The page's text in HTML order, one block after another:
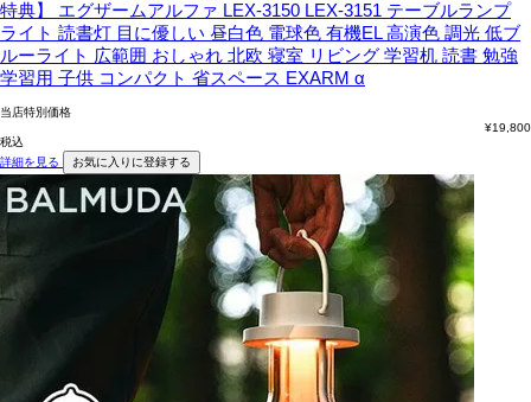
特典】 エグザームアルファ LEX-3150 LEX-3151 テーブルランプ
ライト 読書灯 目に優しい 昼白色 電球色 有機EL 高演色 調光 低ブ
ルーライト 広範囲 おしゃれ 北欧 寝室 リビング 学習机 読書 勉強
学習用 子供 コンパクト 省スペース EXARM α
当店特別価格
¥19,800
税込
詳細を見る
お気に入りに登録する